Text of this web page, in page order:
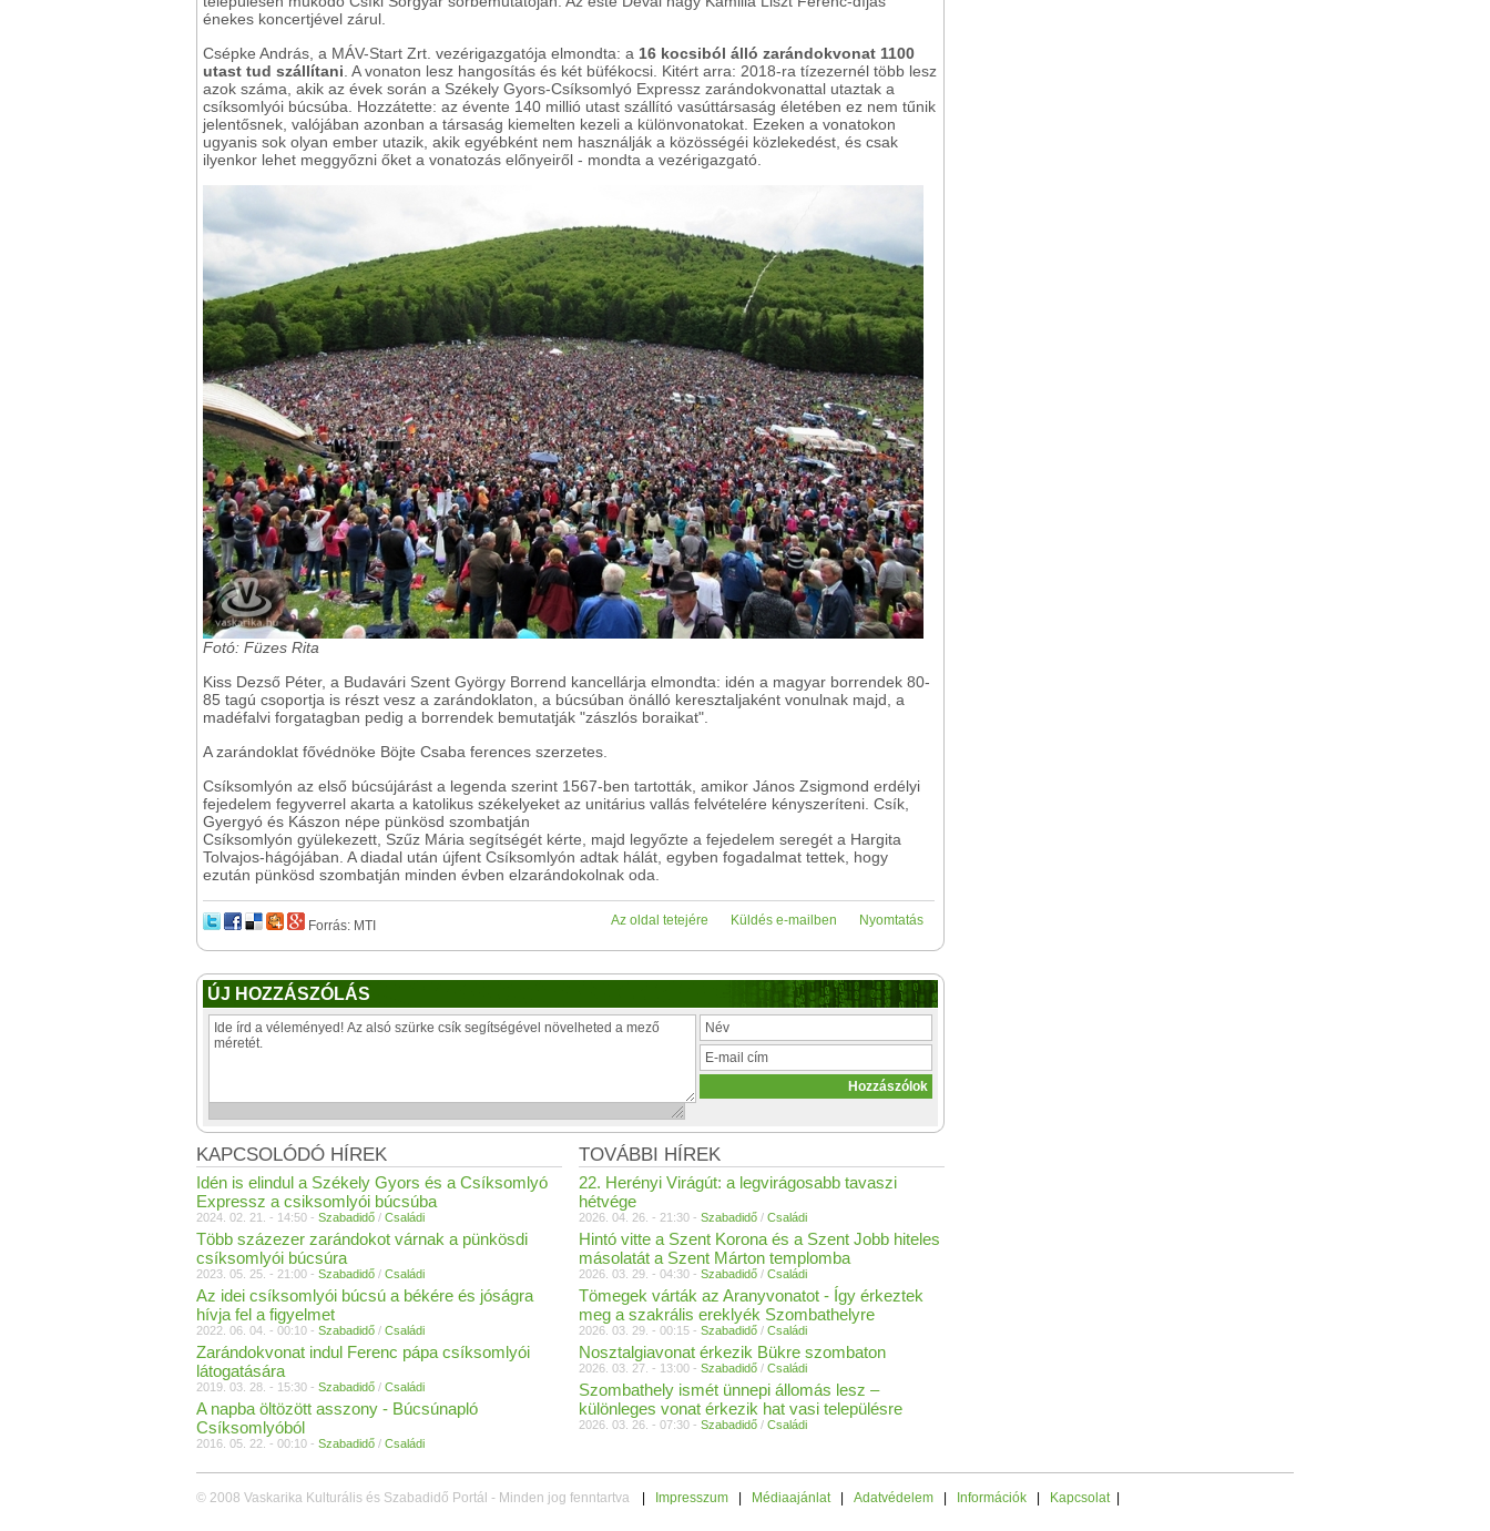
énekes koncertjével zárul.
Csépke András, a MÁV-Start Zrt. vezérigazgatója elmondta: a 16 kocsiból álló zarándokvonat 1100
utast tud szállítani . A vonaton lesz hangosítás és két büfékocsi. Kitért arra: 2018-ra tízezernél több lesz
azok száma, akik az évek során a Székely Gyors-Csíksomlyó Expressz zarándokvonattal utaztak a
csíksomlyói búcsúba. Hozzátette: az évente 140 millió utast szállító vasúttársaság életében ez nem tűnik
jelentősnek, valójában azonban a társaság kiemelten kezeli a különvonatokat. Ezeken a vonatokon
ugyanis sok olyan ember utazik, akik egyébként nem használják a közösségéi közlekedést, és csak
ilyenkor lehet meggyőzni őket a vonatozás előnyeiről - mondta a vezérigazgató.
Fotó: Füzes Rita
Kiss Dezső Péter, a Budavári Szent György Borrend kancellárja elmondta: idén a magyar borrendek 80-
85 tagú csoportja is részt vesz a zarándoklaton, a búcsúban önálló keresztaljaként vonulnak majd, a
madéfalvi forgatagban pedig a borrendek bemutatják "zászlós boraikat".
A zarándoklat fővédnöke Böjte Csaba ferences szerzetes.
Csíksomlyón az első búcsújárást a legenda szerint 1567-ben tartották, amikor János Zsigmond erdélyi
fejedelem fegyverrel akarta a katolikus székelyeket az unitárius vallás felvételére kényszeríteni. Csík,
Gyergyó és Kászon népe pünkösd szombatján
Csíksomlyón gyülekezett, Szűz Mária segítségét kérte, majd legyőzte a fejedelem seregét a Hargita
Tolvajos-hágójában. A diadal után újfent Csíksomlyón adtak hálát, egyben fogadalmat tettek, hogy
ezután pünkösd szombatján minden évben elzarándokolnak oda.
Nyomtatás
Küldés e-mailben
Az oldal tetejére
Forrás: MTI
ÚJ HOZZÁSZÓLÁS
TOVÁBBI HÍREK
22. Herényi Virágút: a legvirágosabb tavaszi
hétvége
2026. 04. 26. - 21:30 - Szabadidő / Családi
Hintó vitte a Szent Korona és a Szent Jobb hiteles
másolatát a Szent Márton templomba
2026. 03. 29. - 04:30 - Szabadidő / Családi
Tömegek várták az Aranyvonatot - Így érkeztek
meg a szakrális ereklyék Szombathelyre
2026. 03. 29. - 00:15 - Szabadidő / Családi
Nosztalgiavonat érkezik Bükre szombaton
2026. 03. 27. - 13:00 - Szabadidő / Családi
Szombathely ismét ünnepi állomás lesz –
különleges vonat érkezik hat vasi településre
2026. 03. 26. - 07:30 - Szabadidő / Családi
KAPCSOLÓDÓ HÍREK
Idén is elindul a Székely Gyors és a Csíksomlyó
Expressz a csiksomlyói búcsúba
2024. 02. 21. - 14:50 - Szabadidő / Családi
Több százezer zarándokot várnak a pünkösdi
csíksomlyói búcsúra
2023. 05. 25. - 21:00 - Szabadidő / Családi
Az idei csíksomlyói búcsú a békére és jóságra
hívja fel a figyelmet
2022. 06. 04. - 00:10 - Szabadidő / Családi
Zarándokvonat indul Ferenc pápa csíksomlyói
látogatására
2019. 03. 28. - 15:30 - Szabadidő / Családi
A napba öltözött asszony - Búcsúnapló
Csíksomlyóból
2016. 05. 22. - 00:10 - Szabadidő / Családi
© 2008 Vaskarika Kulturális és Szabadidő Portál - Minden jog fenntartva Impresszum Médiaajánlat Adatvédelem Információk Kapcsolat